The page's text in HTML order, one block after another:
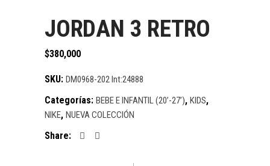
JORDAN 3 RETRO
$380,000
SKU: DM0968-202 Int:24888
Categorías: BEBE E INFANTIL (20’-27’), KIDS,
NIKE, NUEVA COLECCIÓN
Share: